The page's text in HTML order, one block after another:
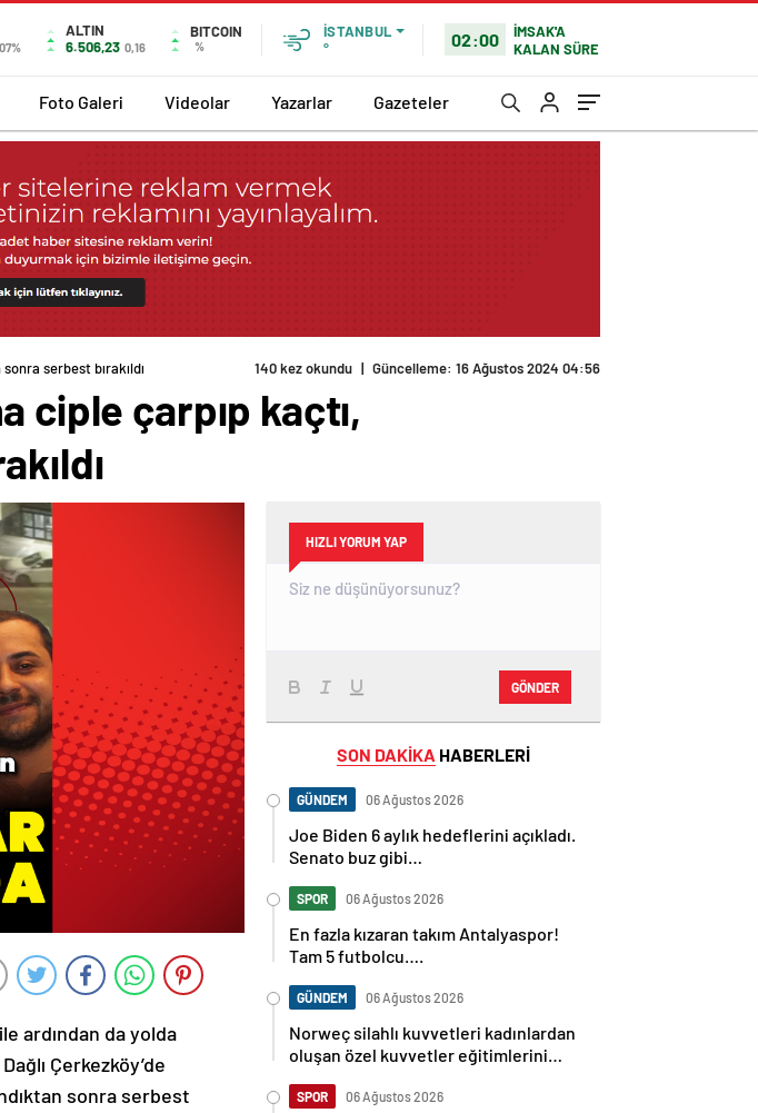
ALTIN
6.506,23 0,16
BITCOIN
%
İSTANBUL
°
02:00
İMSAK'A
KALAN SÜRE
Foto Galeri Videolar Yazarlar Gazeteler
serbest bırakıldı
ciple çarpıp kaçtı,
ardından da yolda
Çerkezköy’de
sonra serbest
HIZLI YORUM YAP
GÖNDER
SON DAKİKA HABERLERİ
GÜNDEM 06 Ağustos 2026
Joe Biden 6 aylık hedeflerini açıkladı.
Senato buz gibi…
SPOR 06 Ağustos 2026
En fazla kızaran takım Antalyaspor!
Tam 5 futbolcu….
GÜNDEM 06 Ağustos 2026
Norweç silahlı kuvvetleri kadınlardan
oluşan özel kuvvetler eğitimlerini
SPOR 06 Ağustos 2026